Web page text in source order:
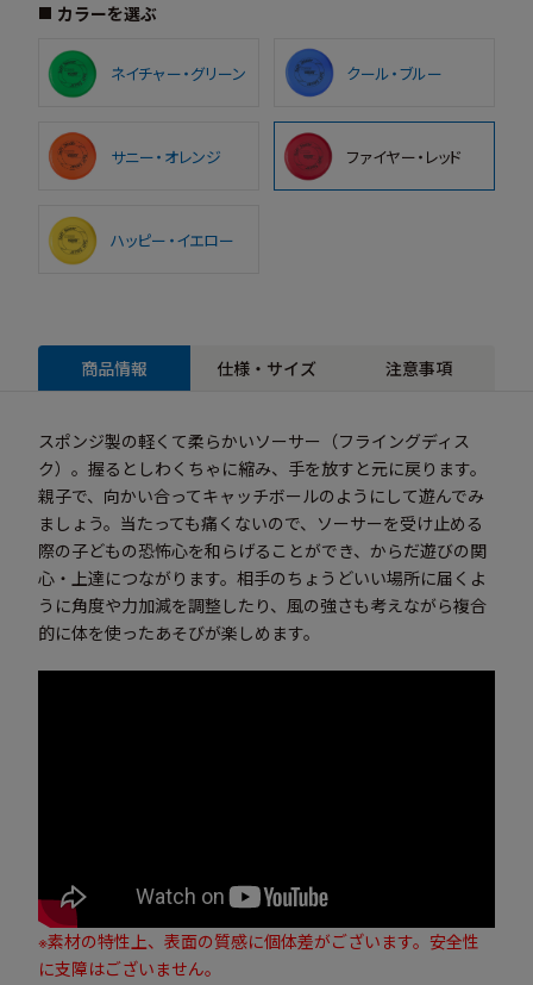
カラーを選ぶ
ネイチャー・グリーン クール・ブルー
サニー・オレンジ ファイヤー・レッド
ハッピー・イエロー
商品情報 仕様・サイズ 注意事項
スポンジ製の軽くて柔らかいソーサー（フライングディス
ク）。握るとしわくちゃに縮み、手を放すと元に戻ります。
親子で、向かい合ってキャッチボールのようにして遊んでみ
ましょう。当たっても痛くないので、ソーサーを受け止める
際の子どもの恐怖心を和らげることができ、からだ遊びの関
心・上達につながります。相手のちょうどいい場所に届くよ
うに角度や力加減を調整したり、風の強さも考えながら複合
的に体を使ったあそびが楽しめます。
※素材の特性上、表面の質感に個体差がございます。安全性
に支障はございません。